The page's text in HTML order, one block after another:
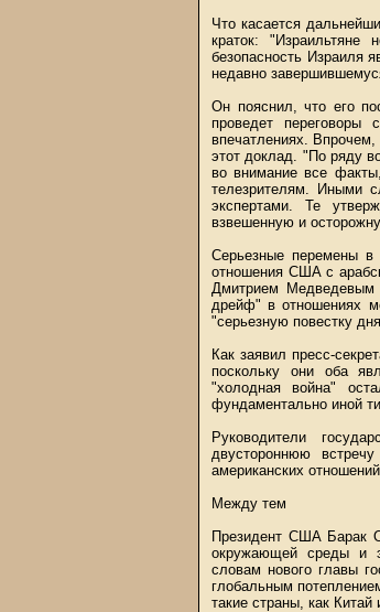
Что касается
краток:
безопасность Израиля
недавно
Он пояснил, что его
проведет
впечатлениях.
этот доклад. "По ряду
во внимание все
телезрителям. Иными
экспертами. Те
взвешенную и
Серьезные перемены в
отношения США с
Дмитрием Медведевым
дрейф" в отношениях
"серьезную повестку
Как заявил пресс-
поскольку они оба
"холодная война"
фундаментально иной
Руководители
двустороннюю
американских
Между тем
Президент США Барак
окружающей среды и
словам нового главы
глобальным
такие страны, как